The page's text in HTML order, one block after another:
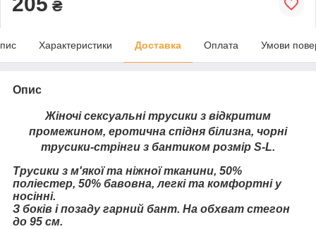
₴
Характеристики Доставка Оплата Умови
Опис
Жіночі сексуальні трусики з відкритим
промежином, еротична спідня білизна, чорні
трусики-стрінги з бантиком розмір S-L.
Трусики з м'якої та ніжної тканини, 50%
поліестер, 50% бавовна, легкі та комфортні у
носінні.
З боків і позаду гарний бант. На обхват стегон
до 95 см.